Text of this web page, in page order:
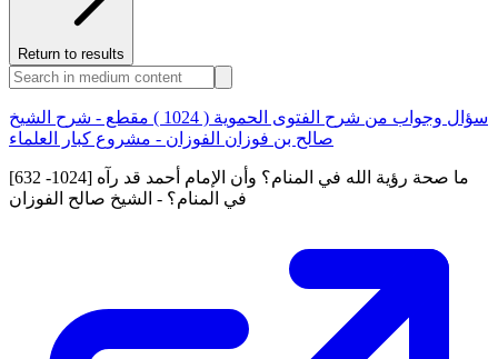
Return to results
سؤال وجواب من شرح الفتوى الحموية ( 1024 ) مقطع - شرح الشيخ
صالح بن فوزان الفوزان - مشروع كبار العلماء
[632 -1024] ما صحة رؤية الله في المنام؟ وأن الإمام أحمد قد رآه
في المنام؟ - الشيخ صالح الفوزان